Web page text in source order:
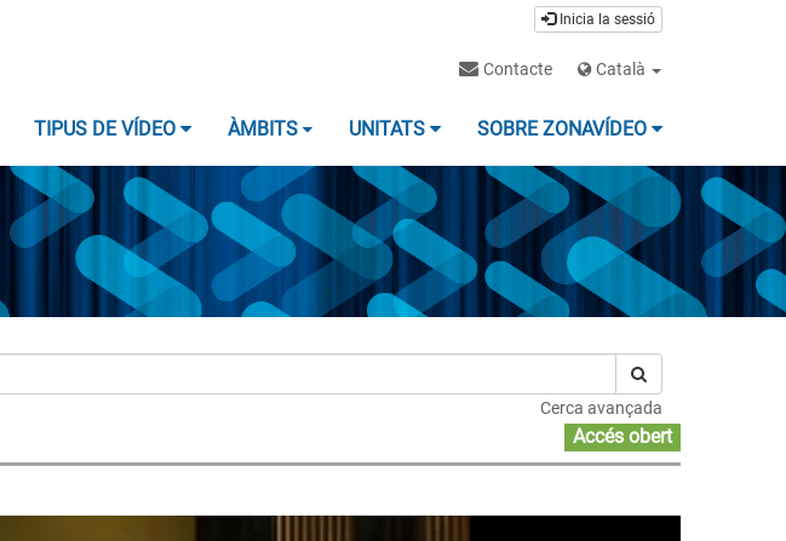
Inicia la sessió
Contacte Català
TIPUS DE VÍDEO ÀMBITS UNITATS SOBRE ZONAVÍDEO
Cerca avançada
Accés obert